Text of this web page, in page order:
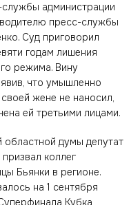
службы администрации
пресс-службы
Суд приговорил
годам лишения
режима. Вину
что умышленно
жене не наносил,
ей третьими лицами.
областной думы депутат
коллег
Бьянки в регионе.
на 1 сентября
Кубка